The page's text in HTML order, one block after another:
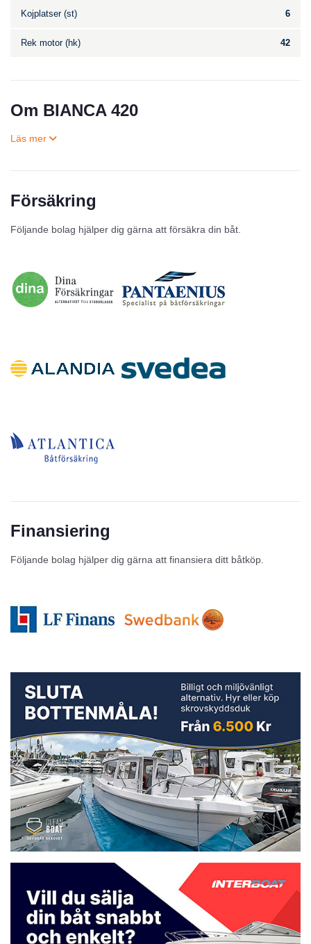
Kojplatser (st) 6
Rek motor (hk) 42
Om BIANCA 420
Försäkring
Följande bolag hjälper dig gärna att försäkra din båt.
Finansiering
Följande bolag hjälper dig gärna att finansiera ditt båtköp.